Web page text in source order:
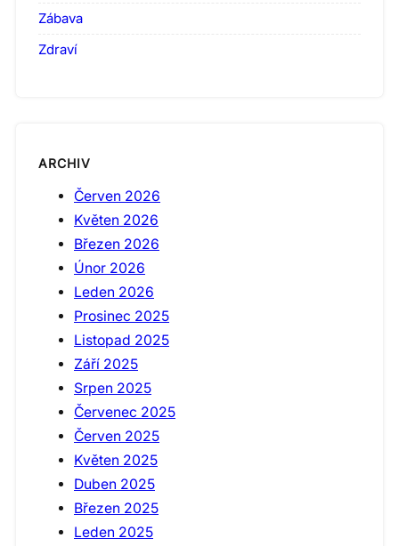
Zábava
Zdraví
ARCHIV
Červen 2026
Květen 2026
Březen 2026
Únor 2026
Leden 2026
Prosinec 2025
Listopad 2025
Září 2025
Srpen 2025
Červenec 2025
Červen 2025
Květen 2025
Duben 2025
Březen 2025
Leden 2025